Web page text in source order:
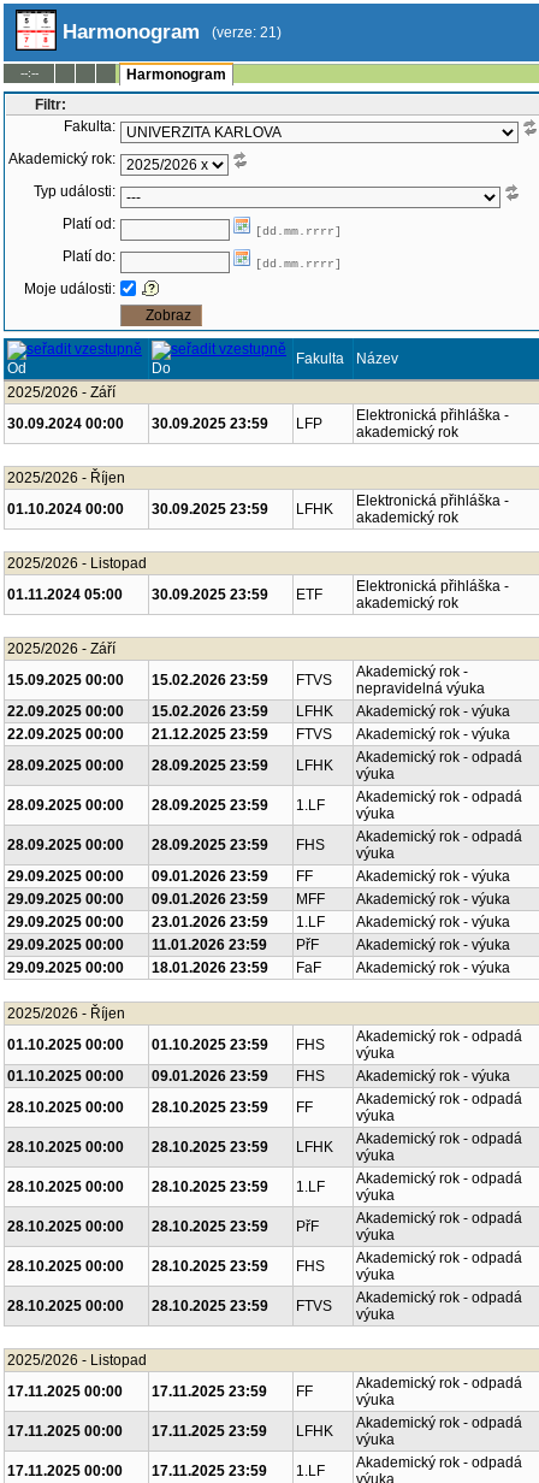
Harmonogram (verze: 21)
--:--
Harmonogram
Filtr:
Fakulta:
Akademický rok:
Typ události:
Platí od:
[dd.mm.rrrr]
Platí do: [dd.mm.rrrr]
Moje události:
Od Do
Fakulta
Název
2025/2026 - Září
30.09.2024 00:00
30.09.2025 23:59 LFP
Elektronická přihláška -
akademický rok
2025/2026 - Říjen
01.10.2024 00:00
30.09.2025 23:59 LFHK
Elektronická přihláška -
akademický rok
2025/2026 - Listopad
01.11.2024 05:00
30.09.2025 23:59 ETF
Elektronická přihláška -
akademický rok
2025/2026 - Září
15.09.2025 00:00
15.02.2026 23:59 FTVS
Akademický rok -
nepravidelná výuka
22.09.2025 00:00
15.02.2026 23:59 LFHK
Akademický rok - výuka
22.09.2025 00:00
21.12.2025 23:59 FTVS
Akademický rok - výuka
28.09.2025 00:00
28.09.2025 23:59 LFHK
Akademický rok - odpadá
výuka
28.09.2025 00:00
28.09.2025 23:59 1.LF
Akademický rok - odpadá
výuka
28.09.2025 00:00
28.09.2025 23:59 FHS
Akademický rok - odpadá
výuka
29.09.2025 00:00
09.01.2026 23:59 FF
Akademický rok - výuka
29.09.2025 00:00
09.01.2026 23:59 MFF
Akademický rok - výuka
29.09.2025 00:00
23.01.2026 23:59 1.LF
Akademický rok - výuka
29.09.2025 00:00
11.01.2026 23:59 PřF
Akademický rok - výuka
29.09.2025 00:00
18.01.2026 23:59 FaF Akademický rok - výuka
2025/2026 - Říjen
01.10.2025 00:00
01.10.2025 23:59 FHS
Akademický rok - odpadá
výuka
01.10.2025 00:00
09.01.2026 23:59 FHS
Akademický rok - výuka
28.10.2025 00:00
28.10.2025 23:59 FF
Akademický rok - odpadá
výuka
28.10.2025 00:00
28.10.2025 23:59 LFHK
Akademický rok - odpadá
výuka
28.10.2025 00:00
28.10.2025 23:59 1.LF
Akademický rok - odpadá
výuka
28.10.2025 00:00
28.10.2025 23:59 PřF
Akademický rok - odpadá
výuka
28.10.2025 00:00
28.10.2025 23:59 FHS
Akademický rok - odpadá
výuka
28.10.2025 00:00
28.10.2025 23:59 FTVS
Akademický rok - odpadá
výuka
2025/2026 - Listopad
17.11.2025 00:00
17.11.2025 23:59 FF
Akademický rok - odpadá
výuka
17.11.2025 00:00
17.11.2025 23:59 LFHK
Akademický rok - odpadá
výuka
17.11.2025 00:00
17.11.2025 23:59 1.LF
Akademický rok - odpadá
výuka